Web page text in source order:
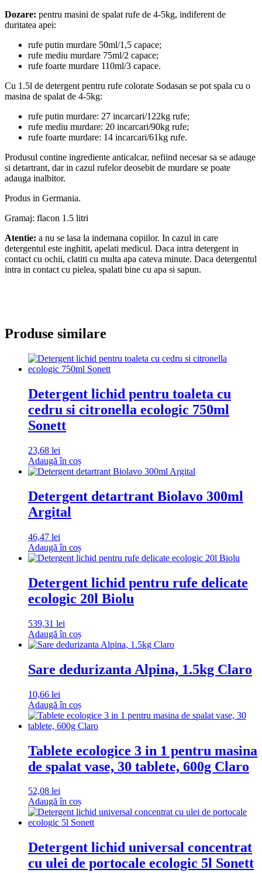
Dozare: pentru masini de spalat rufe de 4-5kg, indiferent de
duritatea apei:
rufe putin murdare 50ml/1,5 capace;
rufe mediu murdare 75ml/2 capace;
rufe foarte murdare 110ml/3 capace.
Cu 1.5l de detergent pentru rufe colorate Sodasan se pot spala cu o
masina de spalat de 4-5kg:
rufe putin murdare: 27 incarcari/122kg rufe;
rufe mediu murdare: 20 incarcari/90kg rufe;
rufe foarte murdare: 14 incarcari/61kg rufe.
Produsul contine ingrediente anticalcar, nefiind necesar sa se adauge
si detartrant, dar in cazul rufelor deosebit de murdare se poate
adauga inalbitor.
Produs in Germania.
Gramaj: flacon 1.5 litri
Atentie: a nu se lasa la indemana copiilor. In cazul in care
detergentul este inghitit, apelati medicul. Daca intra detergent in
contact cu ochii, clatiti cu multa apa cateva minute. Daca detergentul
intra in contact cu pielea, spalati bine cu apa si sapun.
Produse similare
Detergent lichid pentru toaleta cu
cedru si citronella ecologic 750ml
Sonett
23,68 lei
Adaugă în coș
Detergent detartrant Biolavo 300ml
Argital
46,47 lei
Adaugă în coș
Detergent lichid pentru rufe delicate
ecologic 20l Biolu
539,31 lei
Adaugă în coș
Sare dedurizanta Alpina, 1.5kg Claro
10,66 lei
Adaugă în coș
Tablete ecologice 3 in 1 pentru masina
de spalat vase, 30 tablete, 600g Claro
52,08 lei
Adaugă în coș
Detergent lichid universal concentrat
cu ulei de portocale ecologic 5l Sonett